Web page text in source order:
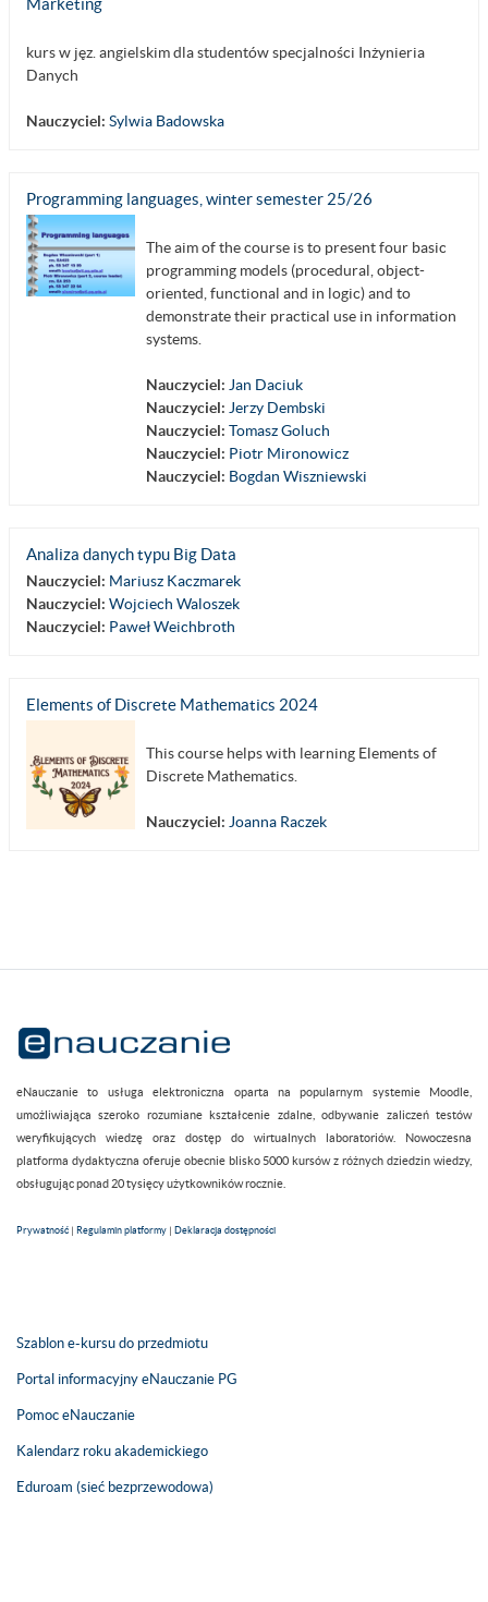
Marketing
kurs w jęz. angielskim dla studentów specjalności Inżynieria
Danych
Nauczyciel: Sylwia Badowska
Programming languages, winter semester 25/26
The aim of the course is to present four basic
programming models (procedural, object-
oriented, functional and in logic) and to
demonstrate their practical use in information
systems.
Nauczyciel: Jan Daciuk
Nauczyciel: Jerzy Dembski
Nauczyciel: Tomasz Goluch
Nauczyciel: Piotr Mironowicz
Nauczyciel: Bogdan Wiszniewski
Analiza danych typu Big Data
Nauczyciel: Mariusz Kaczmarek
Nauczyciel: Wojciech Waloszek
Nauczyciel: Paweł Weichbroth
Elements of Discrete Mathematics 2024
This course helps with learning Elements of
Discrete Mathematics.
Nauczyciel: Joanna Raczek
eNauczanie to usługa elektroniczna oparta na popularnym systemie Moodle,
umożliwiająca szeroko rozumiane kształcenie zdalne, odbywanie zaliczeń testów
weryfikujących wiedzę oraz dostęp do wirtualnych laboratoriów. Nowoczesna
platforma dydaktyczna oferuje obecnie blisko 5000 kursów z różnych dziedzin wiedzy,
obsługując ponad 20 tysięcy użytkowników rocznie.
Prywatność | Regulamin platformy | Deklaracja dostępności
Szablon e-kursu do przedmiotu
Portal informacyjny eNauczanie PG
Pomoc eNauczanie
Kalendarz roku akademickiego
Eduroam (sieć bezprzewodowa)